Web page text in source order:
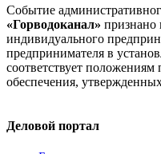
Событие
«Горводоканал» признано
индивидуального
предпринимателя в
соответствует
обеспечения,
Деловой портал